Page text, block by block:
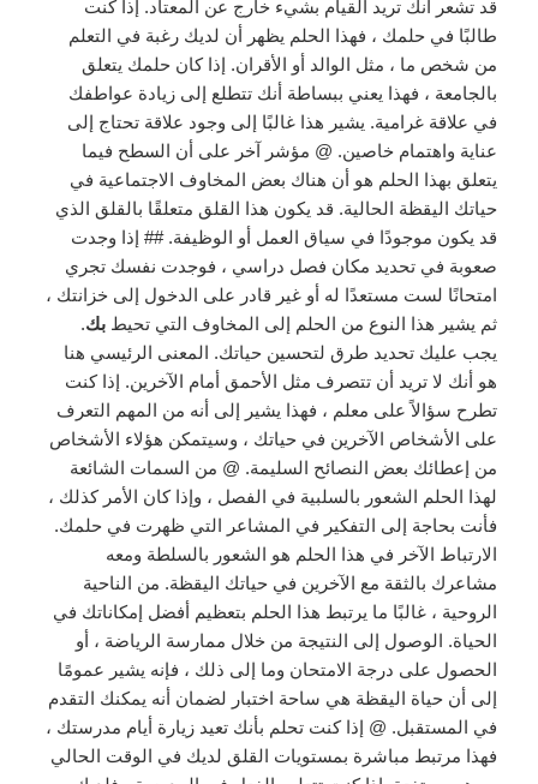
قد تشعر أنك تريد القيام بشيء خارج عن المعتاد. إذا كنت
طالبًا في حلمك ، فهذا الحلم يظهر أن لديك رغبة في التعلم
من شخص ما ، مثل الوالد أو الأقران. إذا كان حلمك يتعلق
بالجامعة ، فهذا يعني ببساطة أنك تتطلع إلى زيادة عواطفك
في علاقة غرامية. يشير هذا غالبًا إلى وجود علاقة تحتاج إلى
عناية واهتمام خاصين. @ مؤشر آخر على أن السطح فيما
يتعلق بهذا الحلم هو أن هناك بعض المخاوف الاجتماعية في
حياتك اليقظة الحالية. قد يكون هذا القلق متعلقًا بالقلق الذي
قد يكون موجودًا في سياق العمل أو الوظيفة. ## إذا وجدت
صعوبة في تحديد مكان فصل دراسي ، فوجدت نفسك تجري
امتحانًا لست مستعدًا له أو غير قادر على الدخول إلى خزانتك ،
ثم يشير هذا النوع من الحلم إلى المخاوف التي تحيطبك.
يجب عليك تحديد طرق لتحسين حياتك. المعنى الرئيسي هنا
هو أنك لا تريد أن تتصرف مثل الأحمق أمام الآخرين. إذا كنت
تطرح سؤالاً على معلم ، فهذا يشير إلى أنه من المهم التعرف
على الأشخاص الآخرين في حياتك ، وسيتمكن هؤلاء الأشخاص
من إعطائك بعض النصائح السليمة. @ من السمات الشائعة
لهذا الحلم الشعور بالسلبية في الفصل ، وإذا كان الأمر كذلك ،
فأنت بحاجة إلى التفكير في المشاعر التي ظهرت في حلمك.
الارتباط الآخر في هذا الحلم هو الشعور بالسلطة ومعه
مشاعرك بالثقة مع الآخرين في حياتك اليقظة. من الناحية
الروحية ، غالبًا ما يرتبط هذا الحلم بتعظيم أفضل إمكاناتك في
الحياة. الوصول إلى النتيجة من خلال ممارسة الرياضة ، أو
الحصول على درجة الامتحان وما إلى ذلك ، فإنه يشير عمومًا
إلى أن حياة اليقظة هي ساحة اختبار لضمان أنه يمكنك التقدم
في المستقبل. @ إذا كنت تحلم بأنك تعيد زيارة أيام مدرستك ،
فهذا مرتبط مباشرة بمستويات القلق لديك في الوقت الحالي